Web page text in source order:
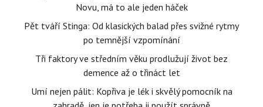
Novu, má to ale jeden háček
Pět tváří Stinga: Od klasických balad přes svižné rytmy
po temnější vzpomínání
Tři faktory ve středním věku prodlužují život bez
demence až o třináct let
Umí nejen pálit: Kopřiva je lék i skvělý pomocník na